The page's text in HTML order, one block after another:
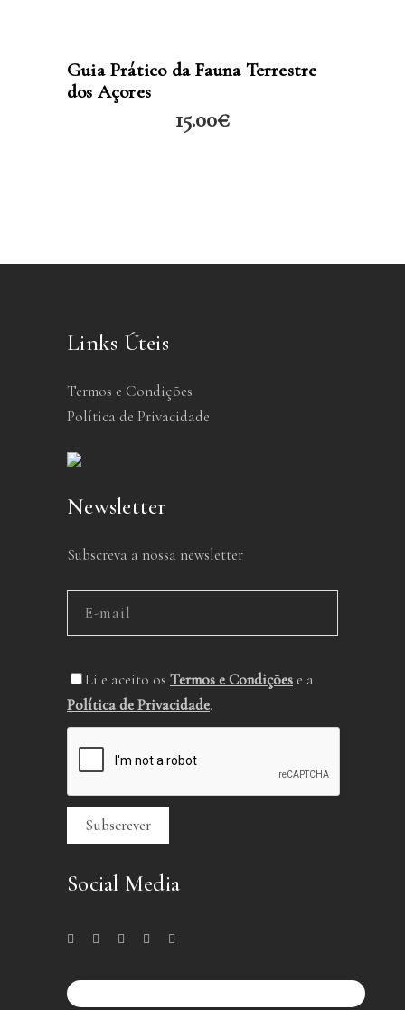
Guia Prático da Fauna Terrestre
dos Açores
15.00€
Links Úteis
Termos e Condições
Política de Privacidade
Newsletter
Subscreva a nossa newsletter
Li e aceito os Termos e Condições e a
Política de Privacidade.
Social Media